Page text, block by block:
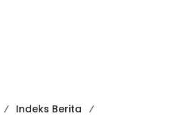
Indeks Berita